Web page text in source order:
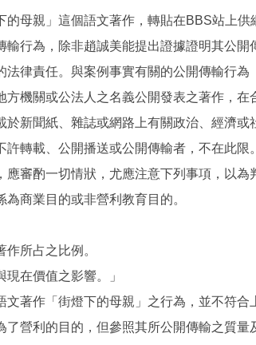
的母親」這個語文著作，轉貼在BBS站上
輸行為，除非趙誠美能提出證據證明其公
法律責任。與案例事實有關的公開傳輸行
機關或公法人之名義公開發表之著作，在
於新聞紙、雜誌或網路上有關政治、經濟
許轉載、公開播送或公開傳輸者，不在此
審酌一切情狀，尤應注意下列事項，以為
商業目的或非營利教育目的。
所占之比例。
在價值之影響。」
文著作「街燈下的母親」之行為，並不符
了營利的目的，但參照其所公開傳輸之質